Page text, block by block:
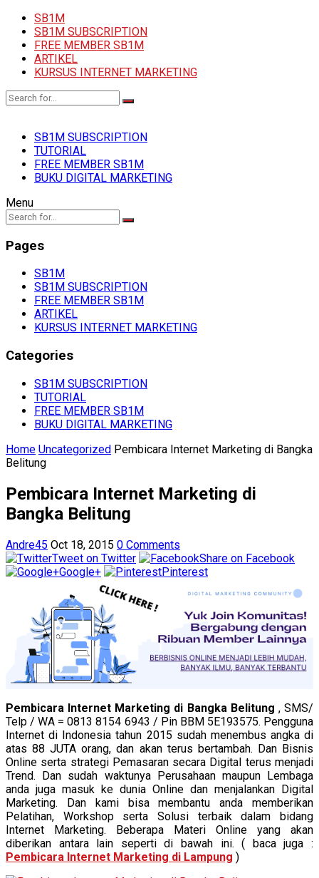
SB1M
SB1M SUBSCRIPTION
FREE MEMBER SB1M
ARTIKEL
KURSUS INTERNET MARKETING
SB1M SUBSCRIPTION
TUTORIAL
FREE MEMBER SB1M
BUKU DIGITAL MARKETING
Menu
Pages
SB1M
SB1M SUBSCRIPTION
FREE MEMBER SB1M
ARTIKEL
KURSUS INTERNET MARKETING
Categories
SB1M SUBSCRIPTION
TUTORIAL
FREE MEMBER SB1M
BUKU DIGITAL MARKETING
Home Uncategorized Pembicara Internet Marketing di Bangka
Belitung
Pembicara Internet Marketing di
Bangka Belitung
Andre45 Oct 18, 2015 0 Comments
Tweet on Twitter
Share on Facebook
Google+
Pinterest
Pembicara Internet Marketing di Bangka Belitung , SMS/
Telp / WA = 0813 8154 6943 / Pin BBM 5E193575. Pengguna
Internet di Indonesia tahun 2015 sudah menembus angka di
atas 88 JUTA orang, dan akan terus bertambah. Dan Bisnis
Online serta strategi Pemasaran secara Digital terus menjadi
Trend. Dan sudah waktunya Perusahaan maupun Lembaga
anda juga masuk ke dunia Online dan menjalankan Digital
Marketing. Dan kami bisa membantu anda memberikan
Pelatihan, Workshop serta Solusi terbaik dalam bidang
Internet Marketing. Beberapa Materi Online yang akan
diberikan antara lain seperti di bawah ini. ( baca juga :
Pembicara Internet Marketing di Lampung )